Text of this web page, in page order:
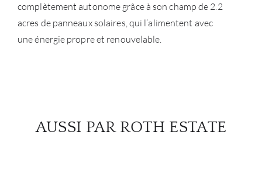
complètement autonome grâce à son champ de 2.2
acres de panneaux solaires, qui l’alimentent avec
une énergie propre et renouvelable.
AUSSI PAR ROTH ESTATE